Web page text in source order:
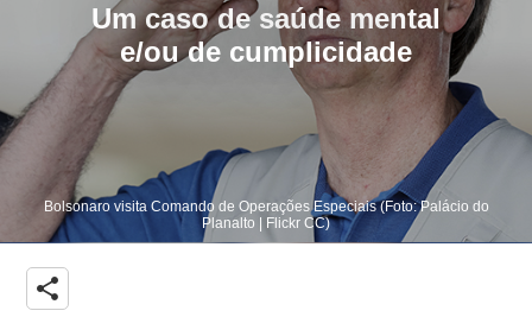
Um caso de saúde mental
e/ou de cumplicidade
Bolsonaro visita Comando de Operações Especiais (Foto: Palácio do
Planalto | Flickr CC)
share